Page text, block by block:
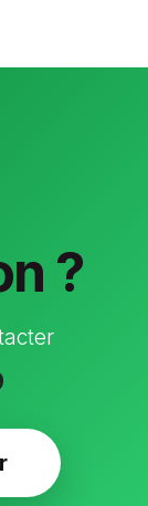
?